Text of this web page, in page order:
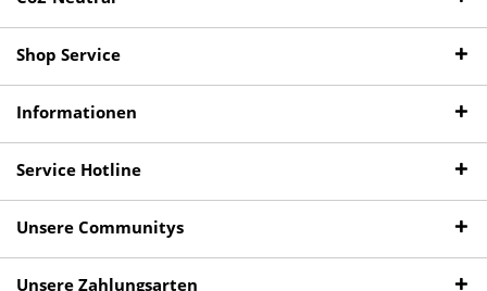
Shop Service
Informationen
Service Hotline
Unsere Communitys
Unsere Zahlungsarten